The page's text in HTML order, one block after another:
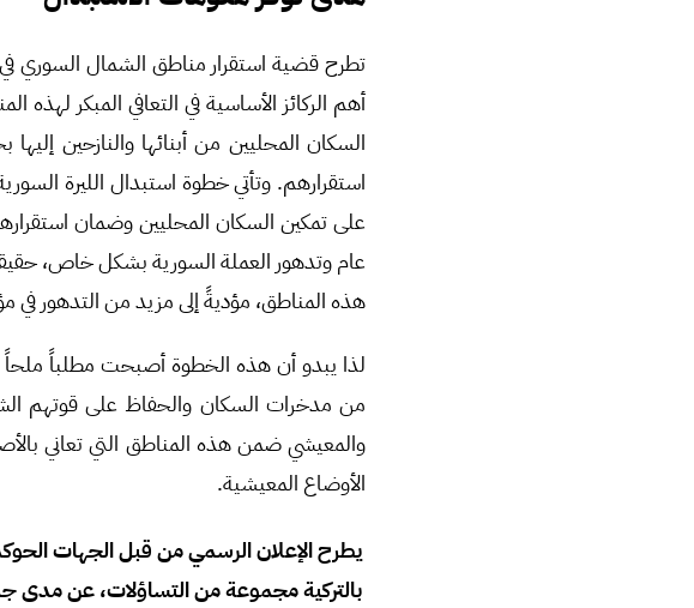
تطرح قضية استقرار مناطق الشمال السوري في
أهم الركائز الأساسية في التعافي المبكر لهذه
السكان المحليين من أبنائها والنازحين
استقرارهم. وتأتي خطوة استبدال الليرة
على تمكين السكان المحليين وضمان
عام وتدهور العملة السورية بشكل خاص،
هذه المناطق، مؤديةً إلى مزيد من التدهور في
لذا يبدو أن هذه الخطوة أصبحت مطلباً
من مدخرات السكان والحفاظ على قوتهم
والمعيشي ضمن هذه المناطق التي تعاني
الأوضاع المعيشية.
يطرح الإعلان الرسمي من قبل الجهات
بالتركية مجموعة من التساؤلات، عن مدى